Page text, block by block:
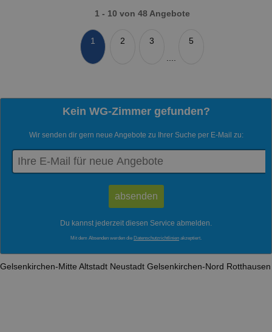
1 - 10 von 48 Angebote
1 2
3
5
Kein WG-Zimmer gefunden?
Wir senden dir gern neue Angebote zu Ihrer Suche per E-Mail zu:
Du kannst jederzeit diesen Service abmelden.
Mit dem Absenden werden die Datenschutzrichtlinien akzeptiert.
Gelsenkirchen-Mitte Altstadt Neustadt Gelsenkirchen-Nord